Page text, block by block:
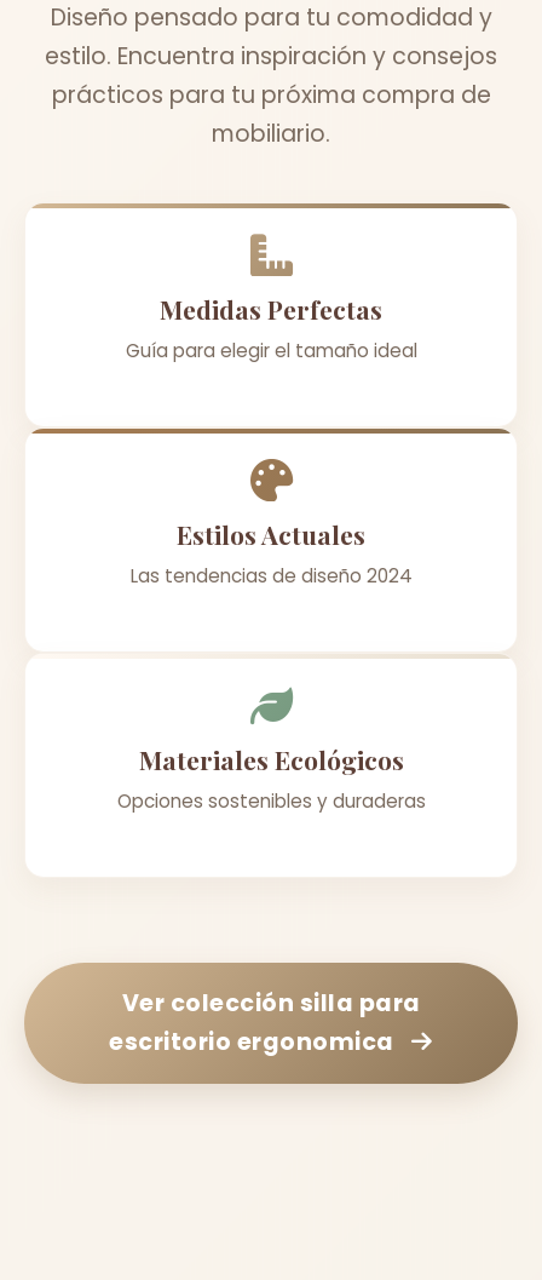
Diseño pensado para tu comodidad y
estilo. Encuentra inspiración y consejos
prácticos para tu próxima compra de
mobiliario.
Medidas Perfectas
Guía para elegir el tamaño ideal
Estilos Actuales
Las tendencias de diseño 2024
Materiales Ecológicos
Opciones sostenibles y duraderas
Ver colección silla para
escritorio ergonomica